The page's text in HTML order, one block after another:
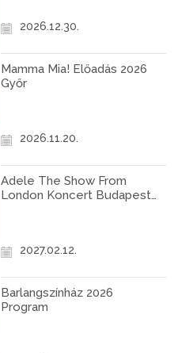
2026.12.30.
Mamma Mia! Előadás 2026
Győr
2026.11.20.
Adele The Show From
London Koncert Budapest
2027.02.12.
Barlangszínház 2026
Program